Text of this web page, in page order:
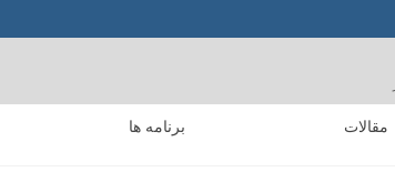
مقالات برنامه ها